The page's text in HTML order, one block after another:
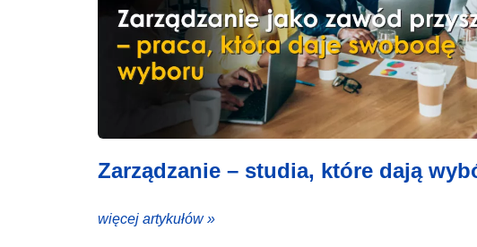
Zarządzanie – studia, które dają
więcej artykułów »